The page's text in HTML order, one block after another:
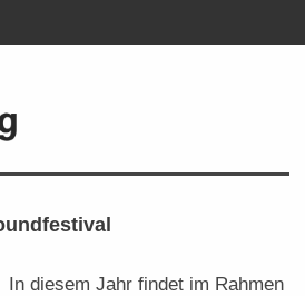
In diesem Jahr findet im Rahmen